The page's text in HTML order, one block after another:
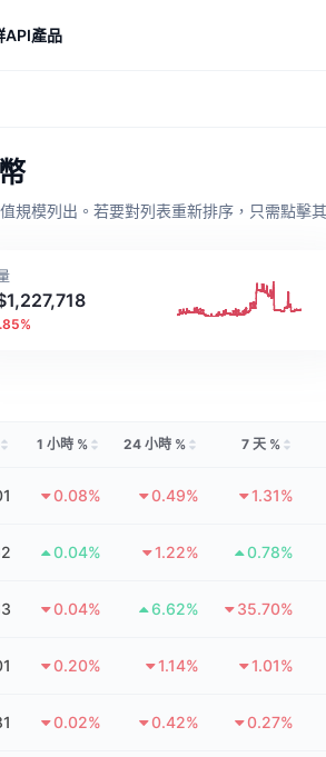
API產品
規模列出。若要對列表重新排序，只需點
1 小時 % 24 小時 % 7 天 %
0.08% 0.49% 1.31%
0.04% 1.22% 0.78%
0.04% 6.62% 35.70%
0.20% 1.14% 1.01%
0.02% 0.42% 0.27%